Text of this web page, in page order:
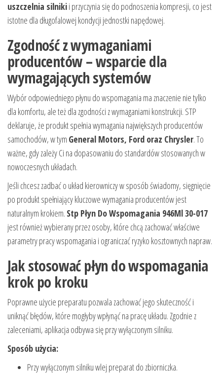
uszczelnia silnikii przyczynia się do podnoszenia kompresji, co jest
istotne dla długofalowej kondycji jednostki napędowej.
Zgodność z wymaganiami
producentów – wsparcie dla
wymagających systemów
Wybór odpowiedniego płynu do wspomagania ma znaczenie nie tylko
dla komfortu, ale też dla zgodności z wymaganiami konstrukcji. STP
deklaruje, że produkt spełnia wymagania największych producentów
samochodów, w tym General Motors, Ford oraz Chrysler. To
ważne, gdy zależy Ci na dopasowaniu do standardów stosowanych w
nowoczesnych układach.
Jeśli chcesz zadbać o układ kierowniczy w sposób świadomy, sięgnięcie
po produkt spełniający kluczowe wymagania producentów jest
naturalnym krokiem. Stp Płyn Do Wspomagania 946Ml 30-017
jest również wybierany przez osoby, które chcą zachować właściwe
parametry pracy wspomagania i ograniczać ryzyko kosztownych napraw.
Jak stosować płyn do wspomagania
krok po kroku
Poprawne użycie preparatu pozwala zachować jego skuteczność i
uniknąć błędów, które mogłyby wpłynąć na pracę układu. Zgodnie z
zaleceniami, aplikacja odbywa się przy wyłączonym silniku.
Sposób użycia:
Przy wyłączonym silniku wlej preparat do zbiorniczka.